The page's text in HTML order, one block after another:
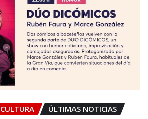
CULTURA ÚLTIMAS NOTICIAS